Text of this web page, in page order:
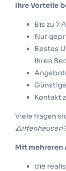
Ihre Vorteile
Bis zu 7
Nur
Bestes
Ihren
Günstige
Kontakt
Viele fragen
Mit mehreren
die